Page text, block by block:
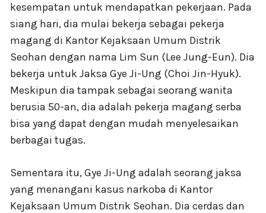
kesempatan untuk mendapatkan pekerjaan. Pada
siang hari, dia mulai bekerja sebagai pekerja
magang di Kantor Kejaksaan Umum Distrik
Seohan dengan nama Lim Sun (Lee Jung-Eun). Dia
bekerja untuk Jaksa Gye Ji-Ung (Choi Jin-Hyuk).
Meskipun dia tampak sebagai seorang wanita
berusia 50-an, dia adalah pekerja magang serba
bisa yang dapat dengan mudah menyelesaikan
berbagai tugas.
Sementara itu, Gye Ji-Ung adalah seorang jaksa
yang menangani kasus narkoba di Kantor
Kejaksaan Umum Distrik Seohan. Dia cerdas dan